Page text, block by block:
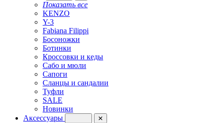
Показать все
KENZO
Y-3
Fabiana Filippi
Босоножки
Ботинки
Кроссовки и кеды
Сабо и мюли
Сапоги
Сланцы и сандалии
Туфли
SALE
Новинки
Аксессуары
✕